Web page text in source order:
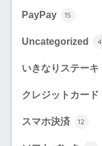
PayPay 15
Uncategorized 4
いきなりステーキ
クレジットカード
スマホ決済 12